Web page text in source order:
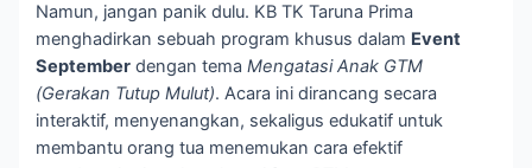
Namun, jangan panik dulu. KB TK Taruna Prima
menghadirkan sebuah program khusus dalam Event
September dengan temaMengatasi Anak GTM
(Gerakan Tutup Mulut). Acara ini dirancang secara
interaktif, menyenangkan, sekaligus edukatif untuk
membantu orang tua menemukan cara efektif